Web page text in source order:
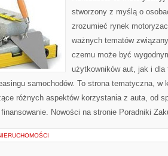
stworzony z myślą o
zrozumieć rynek
ważnych tematów
czemu może być
użytkowników aut, jak i
samochodów. To strona tematyczna, w
różnych aspektów korzystania z auta, od
Nowości na stronie Poradniki